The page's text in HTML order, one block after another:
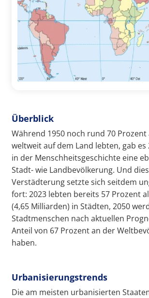
Überblick
Während 1950 noch rund 70 Prozent
weltweit auf dem Land lebten, gab es
in der Menschheitsgeschichte eine
Stadt- wie Landbevölkerung. Und
Verstädterung setzte sich seitdem
fort: 2023 lebten bereits 57 Prozent
(4,65 Milliarden) in Städten, 2050
Stadtmenschen nach aktuellen
Anteil von 67 Prozent an der
haben.
Urbanisierungstrends
Die am meisten urbanisierten